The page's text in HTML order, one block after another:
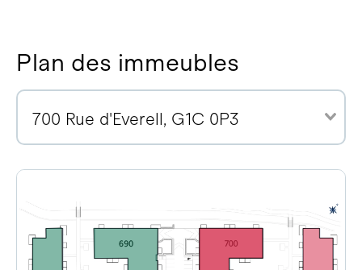
Plan des immeubles
700 Rue d'Everell, G1C 0P3